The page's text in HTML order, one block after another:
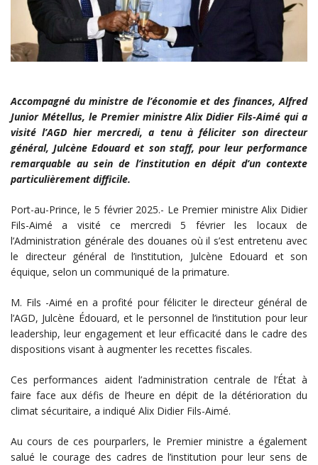
Accompagné du ministre de l’économie et des finances, Alfred
Junior Métellus, le Premier ministre Alix Didier Fils-Aimé qui a
visité l’AGD hier mercredi, a tenu à féliciter son directeur
général, Julcène Edouard et son staff, pour leur performance
remarquable au sein de l’institution en dépit d’un contexte
particulièrement difficile.
Port-au-Prince, le 5 février 2025.- Le Premier ministre Alix Didier
Fils-Aimé a visité ce mercredi 5 février les locaux de
l’Administration générale des douanes où il s’est entretenu avec
le directeur général de l’institution, Julcène Edouard et son
équique, selon un communiqué de la primature.
M. Fils -Aimé en a profité pour féliciter le directeur général de
l’AGD, Julcène Édouard, et le personnel de l’institution pour leur
leadership, leur engagement et leur efficacité dans le cadre des
dispositions visant à augmenter les recettes fiscales.
Ces performances aident l’administration centrale de l’État à
faire face aux défis de l’heure en dépit de la détérioration du
climat sécuritaire, a indiqué Alix Didier Fils-Aimé.
Au cours de ces pourparlers, le Premier ministre a également
salué le courage des cadres de l’institution pour leur sens de